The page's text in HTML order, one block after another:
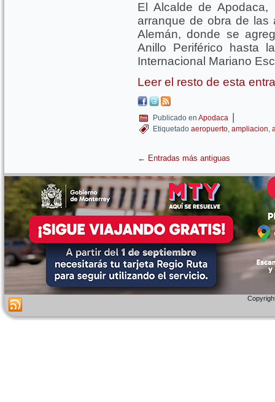
El Alcalde de Apodaca,
arranque de obra de las
Alemán, donde se
Anillo Periférico hasta
Internacional Mariano
Leer el resto de esta
Publicado en Apodaca |
Etiquetado aeropuerto, ampliacion,
← Entradas más antiguas